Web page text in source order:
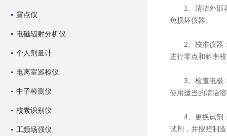
露点仪
电磁辐射分析仪
个人剂量计
电离室巡检仪
中子检测仪
核素识别仪
工频场强仪
1、清洁外部表
免损坏仪器。
2、校准仪器：
进行零点和斜率
3、检查电极：
使用适当的清洁
4、更换试剂：
试剂，并按照制